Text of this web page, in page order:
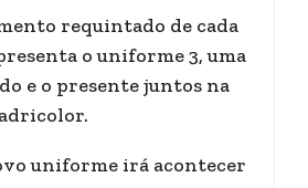
requintado de cada
o uniforme 3, uma
e o presente juntos na
uniforme irá acontecer